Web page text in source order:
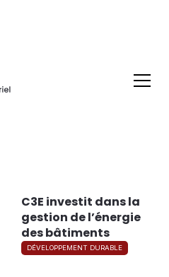
C3E investit dans la
gestion de l’énergie
des bâtiments
DÉVELOPPEMENT DURABLE